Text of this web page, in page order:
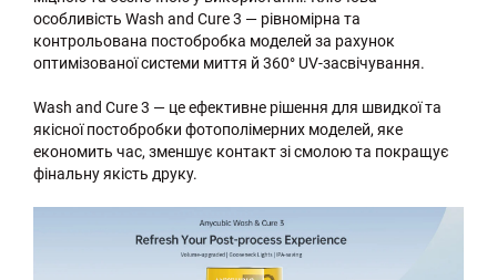
особливість Wash and Cure 3 — рівномірна та
контрольована постобробка моделей за рахунок
оптимізованої системи миття й 360° UV-засвічування.
Wash and Cure 3 — це ефективне рішення для швидкої та
якісної постобробки фотополімерних моделей, яке
економить час, зменшує контакт зі смолою та покращує
фінальну якість друку.